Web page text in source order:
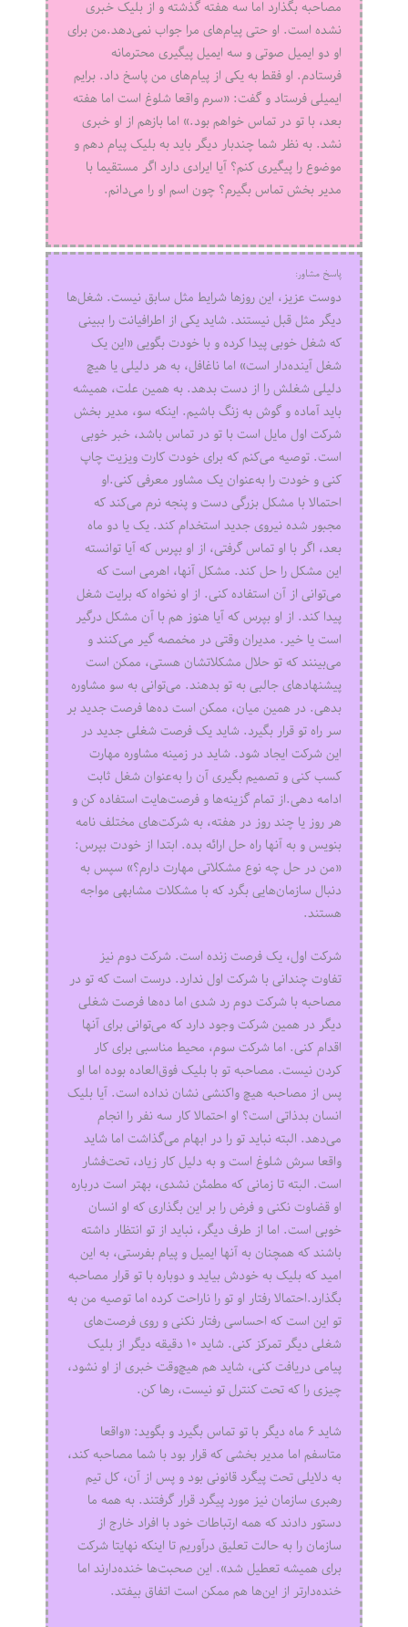
مصاحبه بگذارد اما سه هفته گذشته و از بلیک خبری
نشده است. او حتی پیام‌های مرا جواب نمی‌دهد.من برای
او دو ایمیل صوتی و سه ایمیل پیگیری محترمانه
فرستادم. او فقط به یکی از پیام‌های من پاسخ داد. برایم
ایمیلی فرستاد و گفت: «سرم واقعا شلوغ است اما هفته
بعد، با تو در تماس خواهم بود.» اما بازهم از او خبری
نشد. به نظر شما چندبار دیگر باید به بلیک پیام دهم و
موضوع را پیگیری کنم؟ آیا ایرادی دارد اگر مستقیما با
مدیر بخش تماس بگیرم؟ چون اسم او را می‌دانم.
پاسخ مشاور:
دوست عزیز، این روزها شرایط مثل سابق نیست. شغل‌ها
دیگر مثل قبل نیستند. شاید یکی از اطرافیانت را ببینی
که شغل خوبی پیدا کرده و با خودت بگویی «این یک
شغل آینده‌دار است» اما ناغافل، به هر دلیلی یا هیچ
دلیلی شغلش را از دست بدهد. به همین علت، همیشه
باید آماده و گوش به زنگ باشیم. اینکه سو، مدیر بخش
شرکت اول مایل است با تو در تماس باشد، خبر خوبی
است. توصیه می‌کنم که برای خودت کارت ویزیت چاپ
کنی و خودت را به‌عنوان یک مشاور معرفی کنی.او
احتمالا با مشکل بزرگی دست و پنجه نرم می‌کند که
مجبور شده نیروی جدید استخدام کند. یک یا دو ماه
بعد، اگر با او تماس گرفتی، از او بپرس که آیا توانسته‌
این مشکل را حل کند. مشکل آنها، اهرمی است که
می‌توانی از آن استفاده کنی. از او نخواه که برایت شغل
پیدا کند. از او بپرس که آیا هنوز هم با آن مشکل درگیر
است یا خیر. مدیران وقتی در مخمصه گیر می‌کنند و
می‌بینند که تو حلال مشکلاتشان هستی، ممکن است
پیشنهادهای جالبی به تو بدهند. می‌توانی به سو مشاوره
بدهی. در همین میان، ممکن است ده‌ها فرصت جدید بر
سر راه تو قرار بگیرد. شاید یک فرصت شغلی جدید در
این شرکت ایجاد شود. شاید در زمینه مشاوره مهارت
کسب کنی و تصمیم بگیری آن را به‌عنوان شغل ثابت
ادامه دهی.از تمام گزینه‌ها و فرصت‌هایت استفاده کن و
هر روز یا چند روز در هفته، به شرکت‌های مختلف نامه
بنویس و به آنها راه حل ارائه بده. ابتدا از خودت بپرس:
«من در حل چه نوع مشکلاتی مهارت دارم؟» سپس به
دنبال سازمان‌هایی بگرد که با مشکلات مشابهی مواجه
هستند.
شرکت اول، یک فرصت زنده است. شرکت دوم نیز
تفاوت چندانی با شرکت اول ندارد. درست است که تو در
مصاحبه با شرکت دوم رد شدی اما ده‌ها فرصت شغلی
دیگر در همین شرکت وجود دارد که می‌توانی برای آنها
اقدام کنی. اما شرکت سوم، محیط مناسبی برای کار
کردن نیست. مصاحبه تو با بلیک فوق‌العاده بوده اما او
پس از مصاحبه هیچ واکنشی نشان نداده است. آیا بلیک
انسان بدذاتی است؟ او احتمالا کار سه نفر را انجام
می‌دهد. البته نباید تو را در ابهام می‌گذاشت اما شاید
واقعا سرش شلوغ است و به دلیل کار زیاد، تحت‌فشار
است. البته تا زمانی که مطمئن نشدی، بهتر است درباره
او قضاوت نکنی و فرض را بر این بگذاری که او انسان
خوبی است. اما از طرف دیگر، نباید از تو انتظار داشته
باشند که همچنان به آنها ایمیل و پیام بفرستی، به این
امید که بلیک به خودش بیاید و دوباره با تو قرار مصاحبه
بگذارد.احتمالا رفتار او تو را ناراحت کرده اما توصیه من به
تو این است که احساسی رفتار نکنی و روی فرصت‌‌های
شغلی دیگر تمرکز کنی. شاید ۱۰ دقیقه دیگر از بلیک
پیامی دریافت کنی، شاید هم هیچ‌وقت خبری از او نشود،
چیزی را که تحت کنترل تو نیست، رها کن.
شاید ۶ ماه دیگر با تو تماس بگیرد و بگوید: «واقعا
متاسفم اما مدیر بخشی که قرار بود با شما مصاحبه کند،
به دلایلی تحت پیگرد قانونی بود و پس از آن، کل تیم
رهبری سازمان نیز مورد پیگرد قرار گرفتند. به همه ما
دستور دادند که همه ارتباطات خود با افراد خارج از
سازمان را به حالت تعلیق درآوریم تا اینکه نهایتا شرکت
برای همیشه تعطیل شد». این صحبت‌ها خنده‌دارند اما
خنده‌دارتر از این‌ها هم ممکن است اتفاق بیفتد.